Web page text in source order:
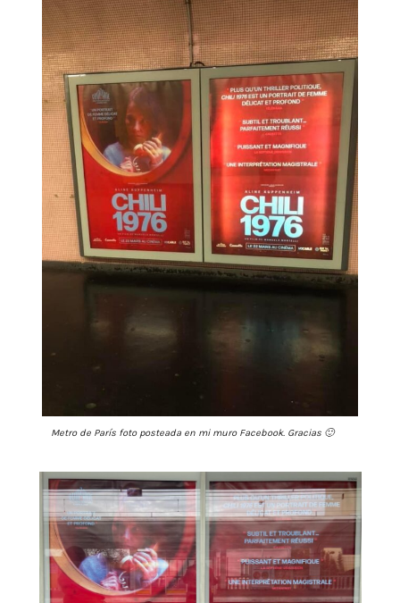
Metro de París foto posteada en mi muro Facebook. Gracias 🙂